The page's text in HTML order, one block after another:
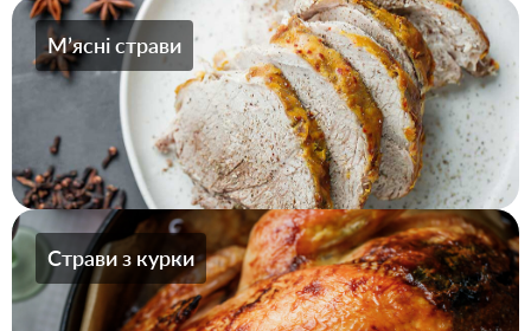
Мʼясні страви
Страви з курки